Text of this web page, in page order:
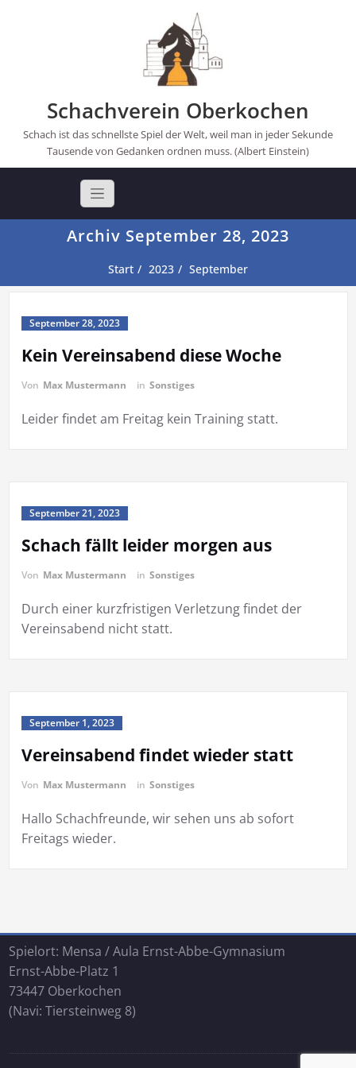
Schachverein Oberkochen
Schach ist das schnellste Spiel der Welt, weil man in jeder Sekunde
Tausende von Gedanken ordnen muss. (Albert Einstein)
Archiv September 28, 2023
Start 2023 September
September 28, 2023
Kein Vereinsabend diese Woche
Von Max Mustermann in Sonstiges
Leider findet am Freitag kein Training statt.
September 21, 2023
Schach fällt leider morgen aus
Von Max Mustermann in Sonstiges
Durch einer kurzfristigen Verletzung findet der
Vereinsabend nicht statt.
September 1, 2023
Vereinsabend findet wieder statt
Von Max Mustermann in Sonstiges
Hallo Schachfreunde, wir sehen uns ab sofort
Freitags wieder.
Spielort: Mensa / Aula Ernst-Abbe-Gymnasium
Ernst-Abbe-Platz 1
73447 Oberkochen
(Navi: Tiersteinweg 8)